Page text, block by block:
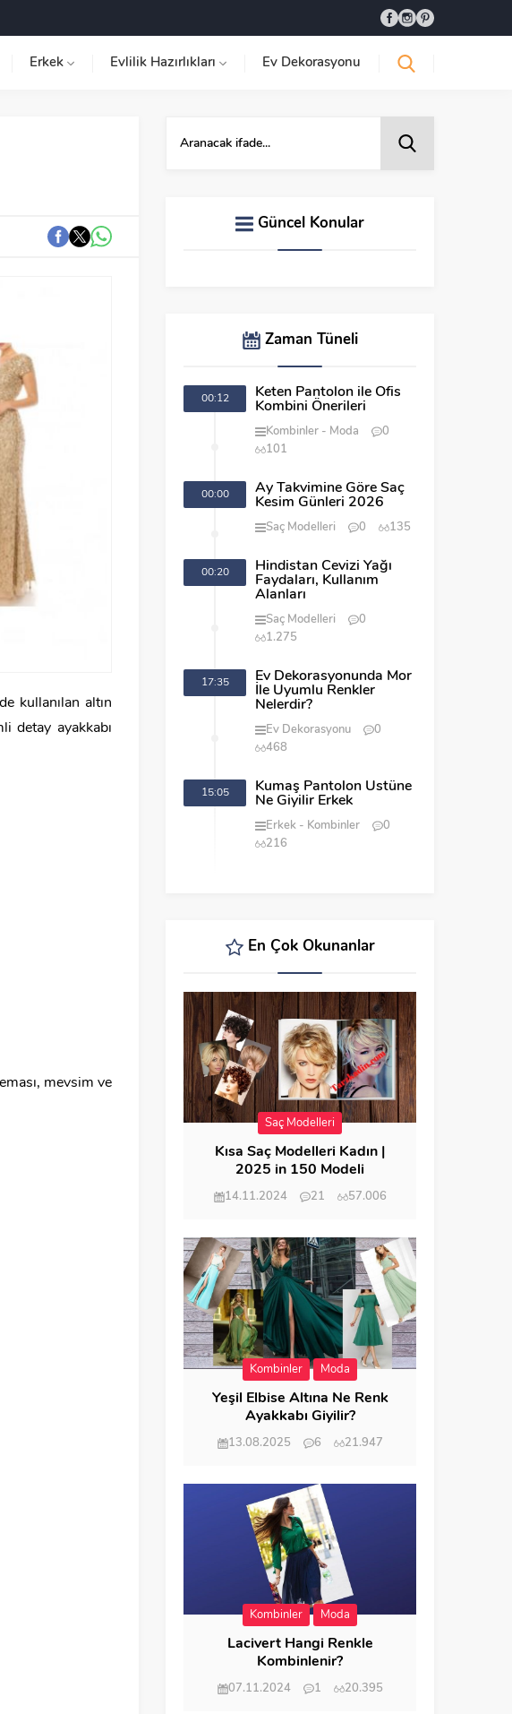
Erkek Evlilik Hazırlıkları Ev Dekorasyonu
kullanılan altın
detay ayakkabı
mevsim ve
Güncel Konular
Zaman Tüneli
00:12
Keten Pantolon ile Ofis
Kombini Önerileri
Kombinler Moda
0
101
00:00
Ay Takvimine Göre Saç
Kesim Günleri 2026
Saç Modelleri 0 135
00:20
Hindistan Cevizi Yağı
Faydaları, Kullanım
Alanları
Saç Modelleri
0
1.275
17:35
Ev Dekorasyonunda Mor
İle Uyumlu Renkler
Nelerdir?
Ev Dekorasyonu
0
468
15:05
Kumaş Pantolon Üstüne
Ne Giyilir Erkek
Erkek Kombinler
0
216
En Çok Okunanlar
Saç Modelleri
Kısa Saç Modelleri Kadın |
2025 in 150 Modeli
14.11.2024 21 57.006
Kombinler Moda
Yeşil Elbise Altına Ne Renk
Ayakkabı Giyilir?
13.08.2025 6 21.947
Kombinler Moda
Lacivert Hangi Renkle
Kombinlenir?
07.11.2024 1 20.395